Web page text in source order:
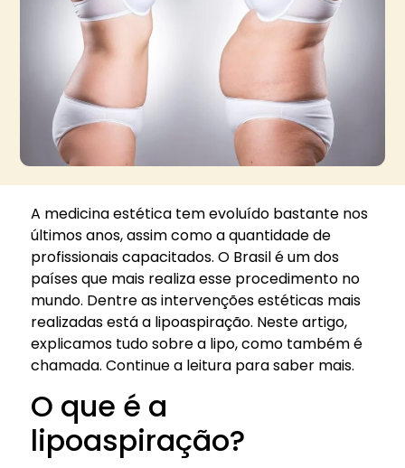
A medicina estética tem evoluído bastante nos
últimos anos, assim como a quantidade de
profissionais capacitados. O Brasil é um dos
países que mais realiza esse procedimento no
mundo. Dentre as intervenções estéticas mais
realizadas está a lipoaspiração. Neste artigo,
explicamos tudo sobre a lipo, como também é
chamada. Continue a leitura para saber mais.
O que é a
lipoaspiração?